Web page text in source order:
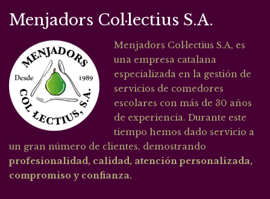
Menjadors Col·lectius S.A.
Menjadors Col·lectius S.A, es
una empresa catalana
especializada en la gestión de
servicios de comedores
escolares con más de 30 años
de experiencia. Durante este
tiempo hemos dado servicio a
un gran número de clientes, demostrando
profesionalidad, calidad, atención personalizada,
compromiso y confianza.